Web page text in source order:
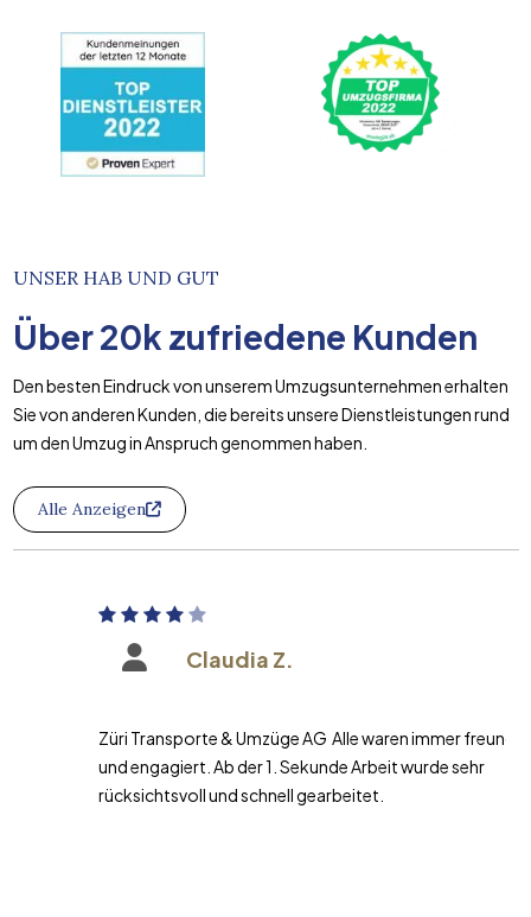
UNSER HAB UND GUT
Über20k zufriedene Kunden
Den besten Eindruck von unserem Umzugsunternehmen erhalten
Sie von anderen Kunden, die bereits unsere Dienstleistungen rund
um den Umzug in Anspruch genommen haben.
Alle Anzeigen
Claudia Z.
Züri Transporte & Umzüge AG Alle waren immer freundlich
und engagiert. Ab der 1. Sekunde Arbeit wurde sehr
rücksichtsvoll und schnell gearbeitet.